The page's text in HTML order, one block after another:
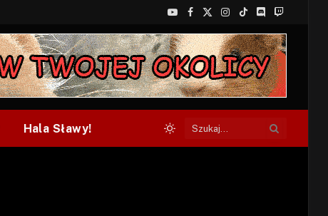
YouTube
Facebook
X
(Twitter)
Instagram
TikTokDiscordTwitch
Hala Sławy!